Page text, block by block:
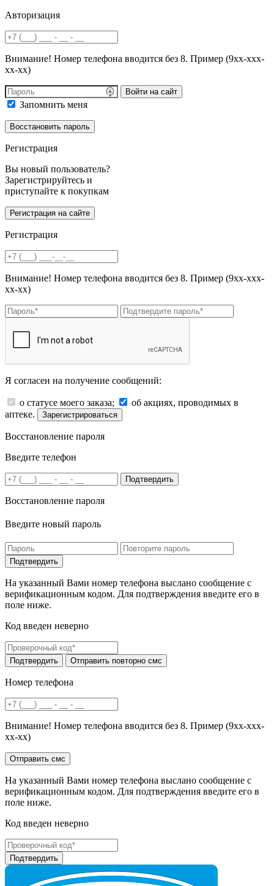
Авторизация
Внимание! Номер телефона вводится без 8. Пример (9хх-ххх-
хх-хх)
Войти на сайт
Запомнить меня
Регистрация
Вы новый пользователь?
Зарегистрируйтесь и
приступайте к покупкам
Регистрация
Внимание! Номер телефона вводится без 8. Пример (9хх-ххх-
хх-хх)
Я согласен на получение сообщений:
о статусе моего заказа;
об акциях, проводимых в
аптеке.
Зарегистрироваться
Восстановление пароля
Введите телефон
Подтвердить
Восстановление пароля
Введите новый пароль
На указанный Вами номер телефона выслано сообщение с
верификационным кодом. Для подтверждения введите его в
поле ниже.
Код введен неверно
Номер телефона
Внимание! Номер телефона вводится без 8. Пример (9хх-ххх-
хх-хх)
На указанный Вами номер телефона выслано сообщение с
верификационным кодом. Для подтверждения введите его в
поле ниже.
Код введен неверно